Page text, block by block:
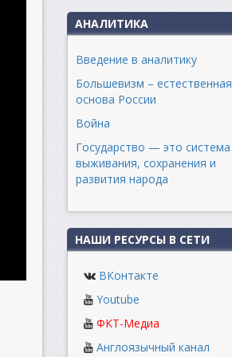
АНАЛИТИКА
Введение в аналитику
Большевизм – естественная
основа России
Война
Государство — это система
выживания, сохранения и
развития народа
НАШИ РЕСУРСЫ В СЕТИ
ВКонтакте
Youtube
ФКТ-Медиа
Англоязычный канал